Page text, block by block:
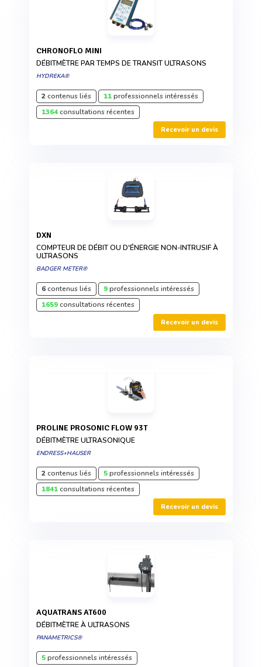
CHRONOFLO MINI
DÉBITMÈTRE PAR TEMPS DE TRANSIT ULTRASONS
HYDREKA®
2contenus liés 11professionnels intéressés
1364consultations récentes
Recevoir un devis
DXN
COMPTEUR DE DÉBIT OU D'ÉNERGIE NON-INTRUSIF À
ULTRASONS
BADGER METER®
6contenus liés 9professionnels intéressés
1659consultations récentes
Recevoir un devis
PROLINE PROSONIC FLOW 93T
DÉBITMÈTRE ULTRASONIQUE
ENDRESS+HAUSER
2contenus liés 5professionnels intéressés
1841consultations récentes
Recevoir un devis
AQUATRANS AT600
DÉBITMÈTRE À ULTRASONS
PANAMETRICS®
5professionnels intéressés